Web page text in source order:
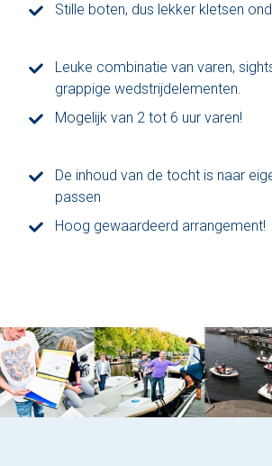
Stille boten, dus lekker kletsen
Leuke combinatie van varen,
grappige wedstrijdelementen.
Mogelijk van 2 tot 6 uur varen!
De inhoud van de tocht is naar
passen
Hoog gewaardeerd arrangement!